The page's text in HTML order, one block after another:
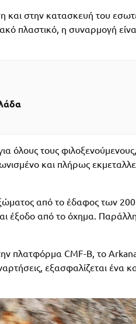
και στην κατασκευή του
πλαστικό, η συναρμογή
όλους τους
και πλήρως
από το έδαφος των 200
έξοδο από το όχημα.
πλατφόρμα CMF-B, το
εξασφαλίζεται ένα